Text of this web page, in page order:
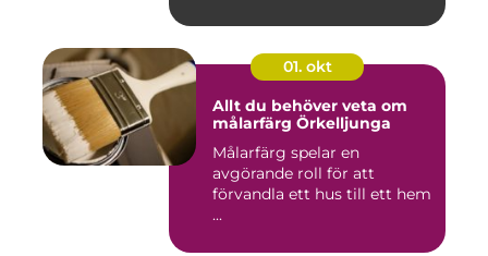
01. okt
Allt du behöver veta om
målarfärg Örkelljunga
Målarfärg spelar en
avgörande roll för att
förvandla ett hus till ett hem
...